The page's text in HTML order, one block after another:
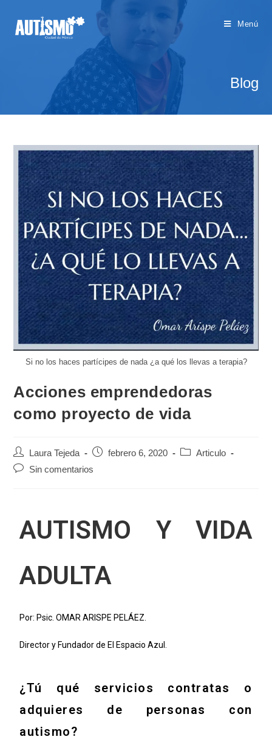
Menú
Blog
Si no los haces partícipes de nada ¿a qué los llevas a terapia?
Acciones emprendedoras
como proyecto de vida
Laura Tejeda febrero 6, 2020
Articulo
Sin comentarios
AUTISMO Y VIDA
ADULTA
Por: Psic. OMAR ARISPE PELÁEZ.
Director y Fundador de El Espacio Azul.
¿Tú qué servicios contratas o
adquieres de personas con
autismo?